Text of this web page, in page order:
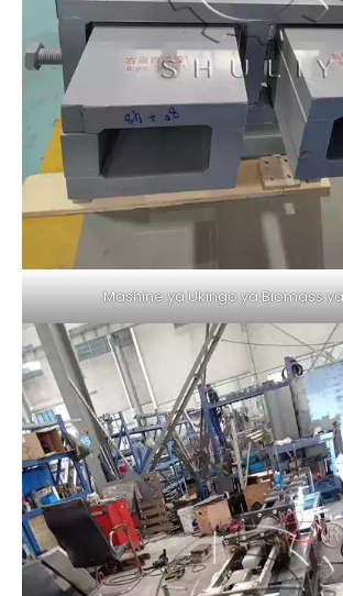
Mashine ya Ukingo ya Biomass